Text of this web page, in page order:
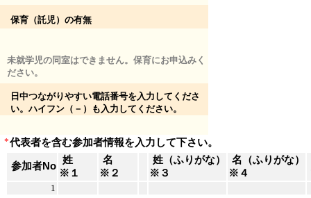
保育（託児）の有無
未就学児の同室はできません。保育にお申込みく
ださい。
日中つながりやすい電話番号を入力してくださ
い。ハイフン（－）も入力してください。
*代表者を含む参加者情報を入力して下さい。
参加者No
姓
※１
名
※２
姓（ふりがな）
※３
名（ふりがな）
※４
1